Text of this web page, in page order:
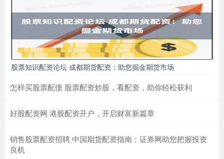
股票知识配资论坛 成都期货配资：助您掘金期货市场
怎样买股票配债 股票配资炒股，看配资，助你轻松获利
好股配资网 港股配资开户，开启财富新篇章
销售股票配资招聘 中国期货配资指南：证券网助您把握投资
良机